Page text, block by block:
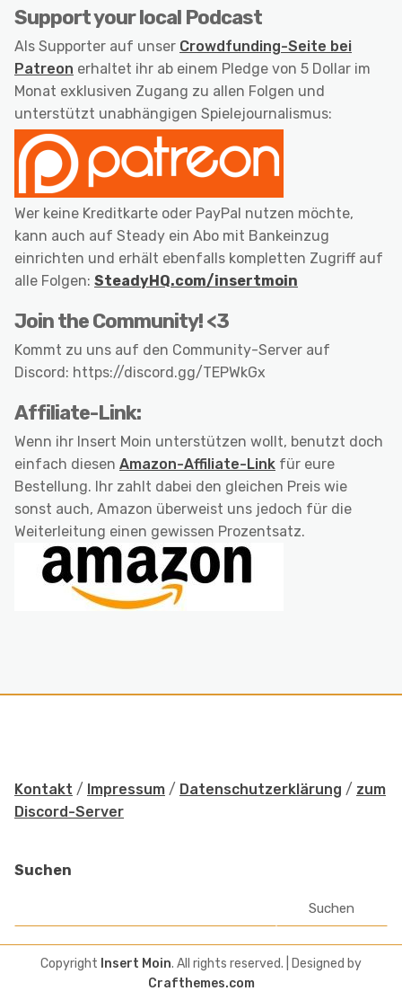
Support your local Podcast
Als Supporter auf unser Crowdfunding-Seite bei
Patreon erhaltet ihr ab einem Pledge von 5 Dollar im
Monat exklusiven Zugang zu allen Folgen und
unterstützt unabhängigen Spielejournalismus:
Wer keine Kreditkarte oder PayPal nutzen möchte,
kann auch auf Steady ein Abo mit Bankeinzug
einrichten und erhält ebenfalls kompletten Zugriff auf
alle Folgen: SteadyHQ.com/insertmoin
Join the Community! <3
Kommt zu uns auf den Community-Server auf
Discord: https://discord.gg/TEPWkGx
Affiliate-Link:
Wenn ihr Insert Moin unterstützen wollt, benutzt doch
einfach diesen Amazon-Affiliate-Link für eure
Bestellung. Ihr zahlt dabei den gleichen Preis wie
sonst auch, Amazon überweist uns jedoch für die
Weiterleitung einen gewissen Prozentsatz.
Kontakt / Impressum / Datenschutzerklärung / zum
Discord-Server
Suchen
Suchen
Copyright Insert Moin. All rights reserved. | Designed by
Crafthemes.com